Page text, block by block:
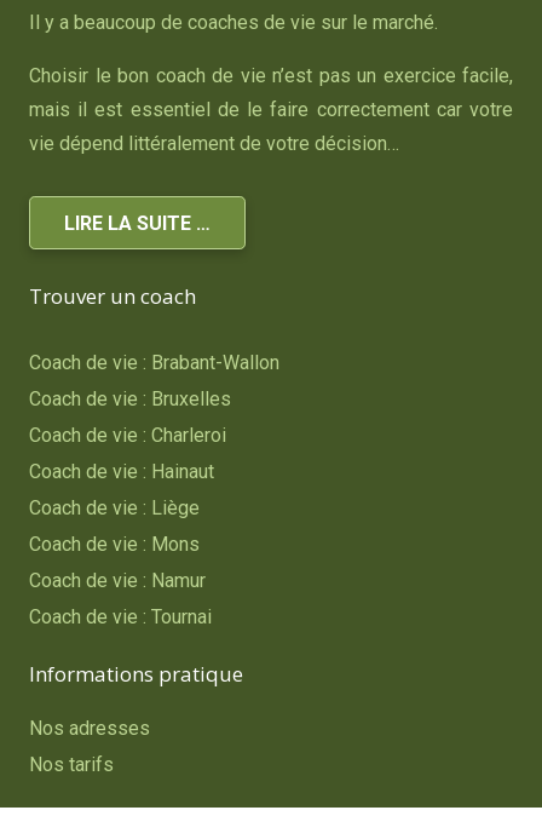
Il y a beaucoup de coaches de vie sur le marché.
Choisir le bon coach de vie n’est pas un exercice facile,
mais il est essentiel de le faire correctement car votre
vie dépend littéralement de votre décision…
LIRE LA SUITE …
Trouver un coach
Coach de vie : Brabant-Wallon
Coach de vie : Bruxelles
Coach de vie : Charleroi
Coach de vie : Hainaut
Coach de vie : Liège
Coach de vie : Mons
Coach de vie : Namur
Coach de vie : Tournai
Informations pratique
Nos adresses
Nos tarifs